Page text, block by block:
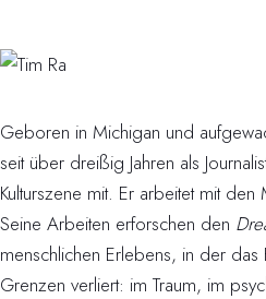
Geboren in Michigan und
seit über dreißig Jahren als
Kulturszene mit. Er arbeitet mit
Seine Arbeiten erforschen den
menschlichen Erlebens, in der das
Grenzen verliert: im Traum, im